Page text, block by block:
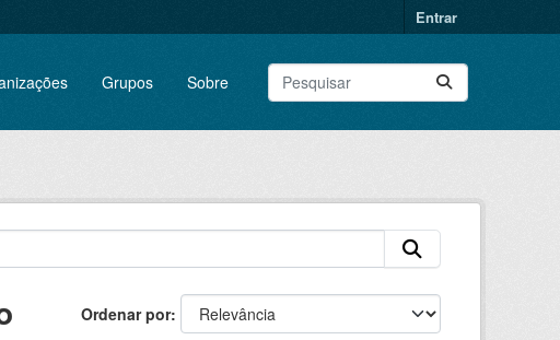
Entrar
Grupos Sobre
Ordenar por